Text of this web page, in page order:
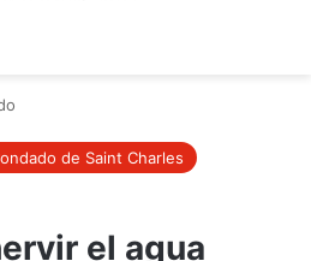
de Saint Charles
el agua